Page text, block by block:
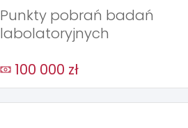
Punkty pobrań badań
labolatoryjnych
100 000 zł